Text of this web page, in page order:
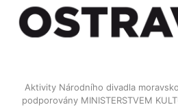
Aktivity Národního divadla
podporovány MINISTERSTVEM